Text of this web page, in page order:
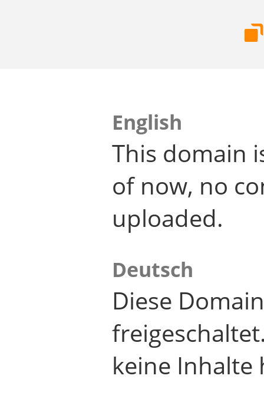
English
This domain
of now, no
uploaded.
Deutsch
Diese
keine Inhalte